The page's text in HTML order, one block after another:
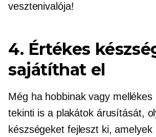
vesztenivalója!
4. Értékes
sajátíthat el
Még ha hobbinak vagy mellékes
tekinti is a plakátok árusítását,
készségeket fejleszt ki,